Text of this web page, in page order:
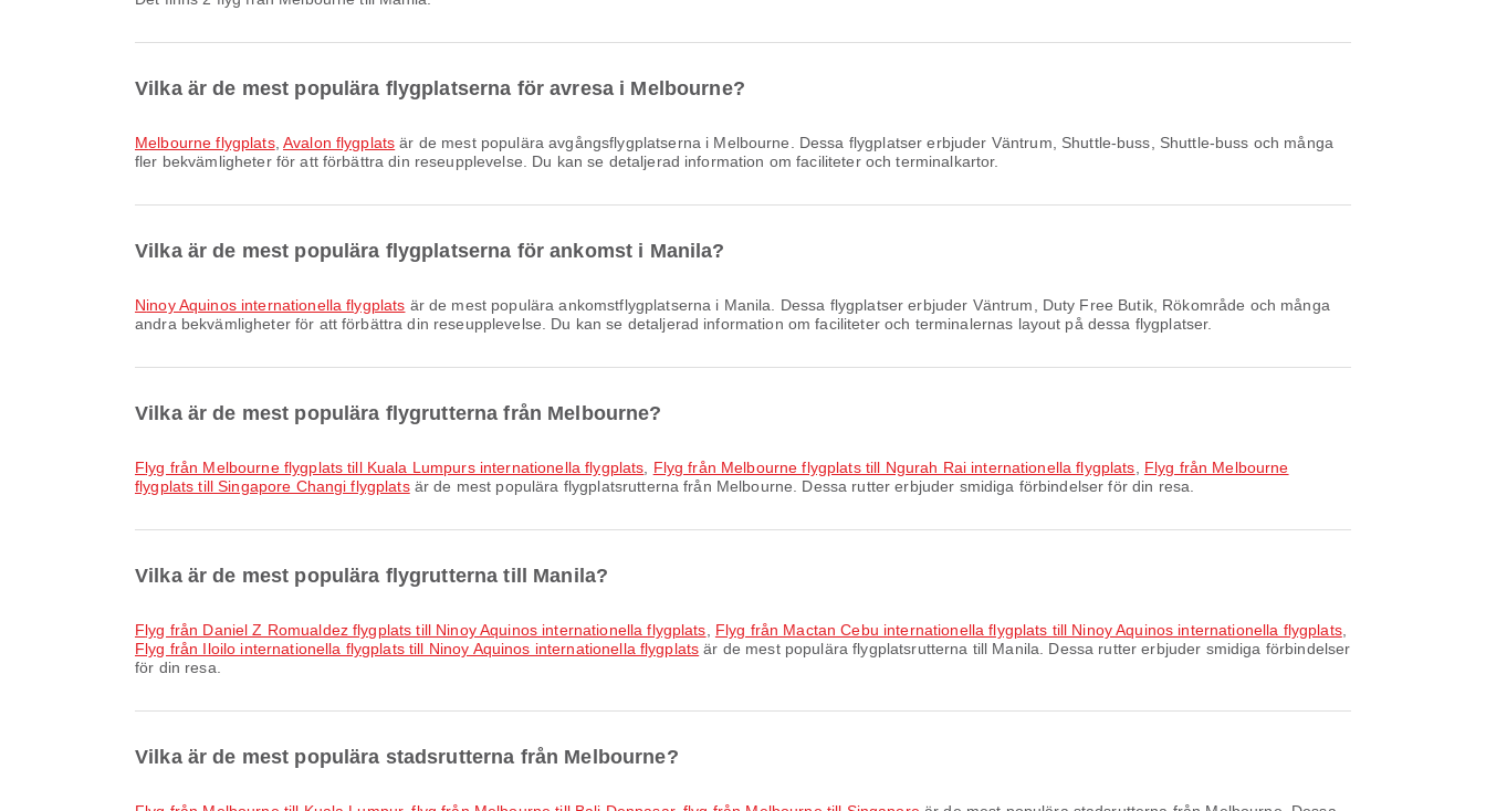
Vilka är de mest populära flygplatserna för avresa i Melbourne?
Melbourne flygplats, Avalon flygplats är de mest populära avgångsflygplatserna i Melbourne. Dessa flygplatser erbjuder Väntrum, Shuttle-buss, Shuttle-buss och många
fler bekvämligheter för att förbättra din reseupplevelse. Du kan se detaljerad information om faciliteter och terminalkartor.
Vilka är de mest populära flygplatserna för ankomst i Manila?
Ninoy Aquinos internationella flygplats är de mest populära ankomstflygplatserna i Manila. Dessa flygplatser erbjuder Väntrum, Duty Free Butik, Rökområde och många
andra bekvämligheter för att förbättra din reseupplevelse. Du kan se detaljerad information om faciliteter och terminalernas layout på dessa flygplatser.
Vilka är de mest populära flygrutterna från Melbourne?
Flyg från Melbourne flygplats till Kuala Lumpurs internationella flygplats Flyg från Melbourne flygplats till Ngurah Rai internationella flygplats
Flyg från Melbourne
flygplats till Singapore Changi flygplatsär de mest populära flygplatsrutterna från Melbourne. Dessa rutter erbjuder smidiga förbindelser för din resa.
Vilka är de mest populära flygrutterna till Manila?
Flyg från Daniel Z Romualdez flygplats till Ninoy Aquinos internationella flygplats Flyg från Mactan Cebu internationella flygplats till Ninoy Aquinos internationella flygplats,
Flyg från Iloilo internationella flygplats till Ninoy Aquinos internationella flygplats är de mest populära flygplatsrutterna till Manila. Dessa rutter erbjuder smidiga förbindelser
för din resa.
Vilka är de mest populära stadsrutterna från Melbourne?